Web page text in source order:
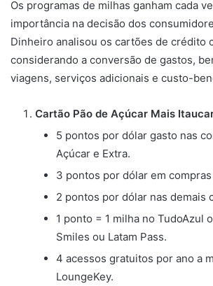
Os programas de milhas ganham cada
importância na decisão dos
Dinheiro analisou os cartões de crédito
considerando a conversão de gastos,
viagens, serviços adicionais e custo-
Cartão Pão de Açúcar Mais
5 pontos por dólar gasto nas
Açúcar e Extra.
3 pontos por dólar em
2 pontos por dólar nas demais
1 ponto = 1 milha no TudoAzul
Smiles ou Latam Pass.
4 acessos gratuitos por ano a
LoungeKey.